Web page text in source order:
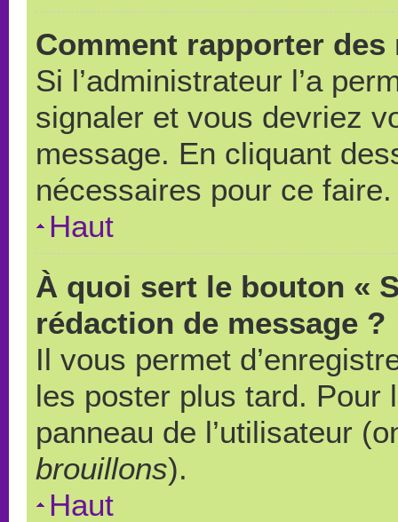
Comment rapporter
Si l’administrateur l’a
signaler et vous devriez
message. En cliquant
nécessaires pour ce faire.
Haut
À quoi sert le bouton «
rédaction de message ?
Il vous permet
les poster plus tard. Pour
panneau de l’utilisateur
brouillons).
Haut